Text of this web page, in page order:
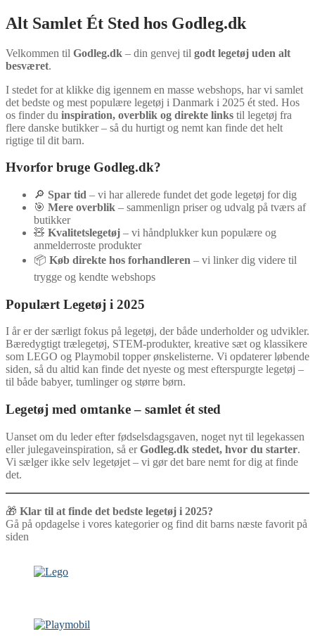
Alt Samlet Ét Sted hos Godleg.dk
Velkommen til Godleg.dk – din genvej til godt legetøj uden alt
besværet.
I stedet for at klikke dig igennem en masse webshops, har vi samlet
det bedste og mest populære legetøj i Danmark i 2025 ét sted. Hos
os finder du inspiration, overblik og direkte links til legetøj fra
flere danske butikker – så du hurtigt og nemt kan finde det helt
rigtige til dit barn.
Hvorfor bruge Godleg.dk?
🔎 Spar tid – vi har allerede fundet det gode legetøj for dig
🎯 Mere overblik – sammenlign priser og udvalg på tværs af
butikker
🧸 Kvalitetslegetøj – vi håndplukker kun populære og
anmelderroste produkter
📦 Køb direkte hos forhandleren – vi linker dig videre til
trygge og kendte webshops
Populært Legetøj i 2025
I år er der særligt fokus på legetøj, der både underholder og udvikler.
Bæredygtigt trælegetøj, STEM-produkter, kreative sæt og klassikere
som LEGO og Playmobil topper ønskelisterne. Vi opdaterer løbende
siden, så du altid kan finde det nyeste og mest efterspurgte legetøj –
til både babyer, tumlinger og større børn.
Legetøj med omtanke – samlet ét sted
Uanset om du leder efter fødselsdagsgaven, noget nyt til legekassen
eller julegaveinspiration, så erGodleg.dk stedet, hvor du starter.
Vi sælger ikke selv legetøjet – vi gør det bare nemt for dig at finde
det.
🎁 Klar til at finde det bedste legetøj i 2025?
Gå på opdagelse i vores kategorier og find dit barns næste favorit på
siden